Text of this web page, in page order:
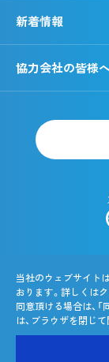
新着情報
協力会社の皆様
サイトポリシー
当社のウェブサイト
おります。詳しくは
同意頂ける場合は、
は、ブラウザを閉じ